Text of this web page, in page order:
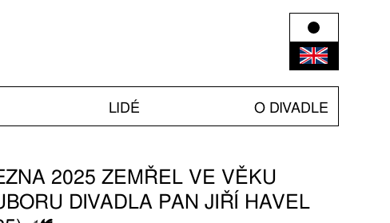
LIDÉ O DIVADLE
2025 ZEMŘEL VE VĚKU
DIVADLA PAN JIŘÍ HAVEL